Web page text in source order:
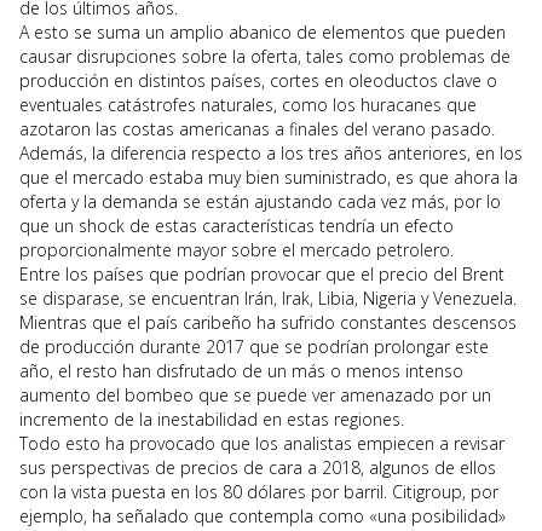
de los últimos años.
A esto se suma un amplio abanico de elementos que pueden
causar disrupciones sobre la oferta, tales como problemas de
producción en distintos países, cortes en oleoductos clave o
eventuales catástrofes naturales, como los huracanes que
azotaron las costas americanas a finales del verano pasado.
Además, la diferencia respecto a los tres años anteriores, en los
que el mercado estaba muy bien suministrado, es que ahora la
oferta y la demanda se están ajustando cada vez más, por lo
que un shock de estas características tendría un efecto
proporcionalmente mayor sobre el mercado petrolero.
Entre los países que podrían provocar que el precio del Brent
se disparase, se encuentran Irán, Irak, Libia, Nigeria y Venezuela.
Mientras que el país caribeño ha sufrido constantes descensos
de producción durante 2017 que se podrían prolongar este
año, el resto han disfrutado de un más o menos intenso
aumento del bombeo que se puede ver amenazado por un
incremento de la inestabilidad en estas regiones.
Todo esto ha provocado que los analistas empiecen a revisar
sus perspectivas de precios de cara a 2018, algunos de ellos
con la vista puesta en los 80 dólares por barril. Citigroup, por
ejemplo, ha señalado que contempla como «una posibilidad»